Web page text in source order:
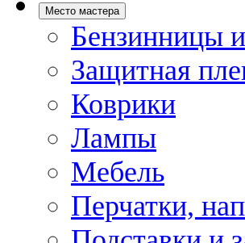
Место мастера
Бензинницы
Защитная
Коврики
Лампы
Мебель
Перчатки,